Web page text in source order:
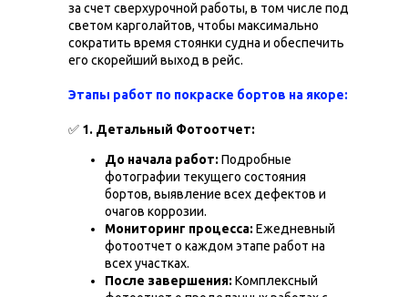
за счет сверхурочной работы, в том числе под
светом карголайтов, чтобы максимально
сократить время стоянки судна и обеспечить
его скорейший выход в рейс.
Этапы работ по покраске бортов на якоре:
✅ 1. Детальный Фотоотчет:
До начала работ: Подробные
фотографии текущего состояния
бортов, выявление всех дефектов и
очагов коррозии.
Мониторинг процесса: Ежедневный
фотоотчет о каждом этапе работ на
всех участках.
После завершения: Комплексный